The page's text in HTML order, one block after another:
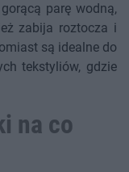
parę wodną,
zabija roztocza i
są idealne do
tekstyliów, gdzie
na co